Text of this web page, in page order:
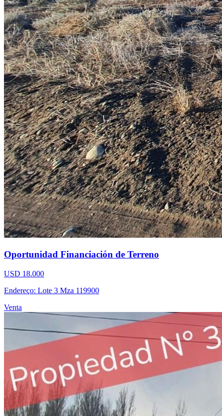
Oportunidad Financiación de Terreno
USD 18.000
Endereço: Lote 3 Mza 119900
Venta